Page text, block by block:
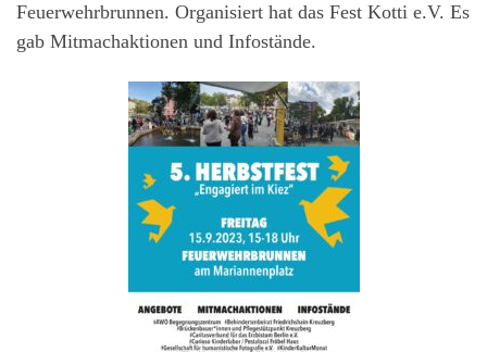
Feuerwehrbrunnen. Organisiert hat das Fest Kotti e.V. Es
gab Mitmachaktionen und Infostände.